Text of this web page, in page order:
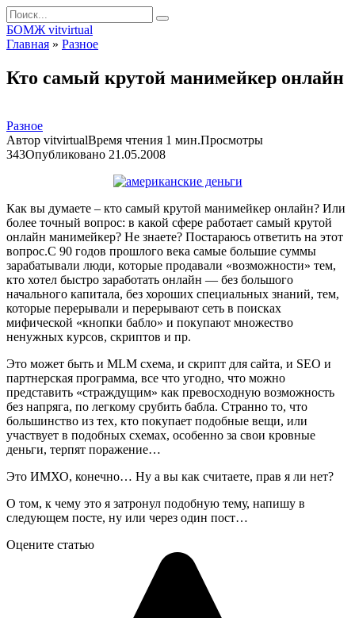
Перейти
к
контенту
Search
for:
БОМЖ vitvirtual
Главная » Разное
Кто самый крутой манимейкер онлайн
Разное
Автор vitvirtualВремя чтения 1 мин.Просмотры
343Опубликовано 21.05.2008
Как вы думаете – кто самый крутой манимейкер онлайн? Или
более точный вопрос: в какой сфере работает самый крутой
онлайн манимейкер? Не знаете? Постараюсь ответить на этот
вопрос.С 90 годов прошлого века самые большие суммы
зарабатывали люди, которые продавали «возможности» тем,
кто хотел быстро заработать онлайн — без большого
начального капитала, без хороших специальных знаний, тем,
которые перерывали и перерывают сеть в поисках
мифической «кнопки бабло» и покупают множество
ненужных курсов, скриптов и пр.
Это может быть и MLM схема, и скрипт для сайта, и SEO и
партнерская программа, все что угодно, что можно
представить «страждущим» как превосходную возможность
без напряга, по легкому срубить бабла. Странно то, что
большинство из тех, кто покупает подобные вещи, или
участвует в подобных схемах, особенно за свои кровные
деньги, терпят поражение…
Это ИМХО, конечно… Ну а вы как считаете, прав я ли нет?
О том, к чему это я затронул подобную тему, напишу в
следующем посте, ну или через один пост…
Оцените статью